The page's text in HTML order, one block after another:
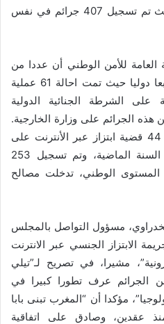
بجرائم الابتزاز عبر الأنترنت، حيث تم تسجيل 407 جرائم في نفس
العامة للأمن الوطني أن عددا من
جرائم الابتزاز الجنسي تأخذ طابعا دوليا حيث تمت احالة 61 عملية
على الشرطة الجنائية الدولية
فيما تمت إحالة 9 من هذه الجرائم على وزارة الخارجية.
وقد سجلت مديرية الأمن إحالة 44 قضية ابتزاز عبر الأنترنت على
الشرطة الجنائية الدولية خلال السنة الماضية، وتم تسجيل 253
المستوى الوطني، تدخلت مصالح
مسؤول التواصل بالمجلس
الابتزاز الجنسي عبر الانترنت
مشيرا، في تصريح لـ”تيلي
الجرائم عرف تطورا كبيرا في
مؤكدا أن “المغرب تبنى بابا
عقدين، وصادق على اتفاقية